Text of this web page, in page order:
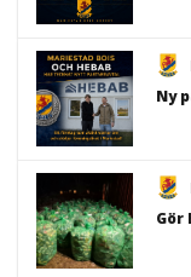
Ny
Gör